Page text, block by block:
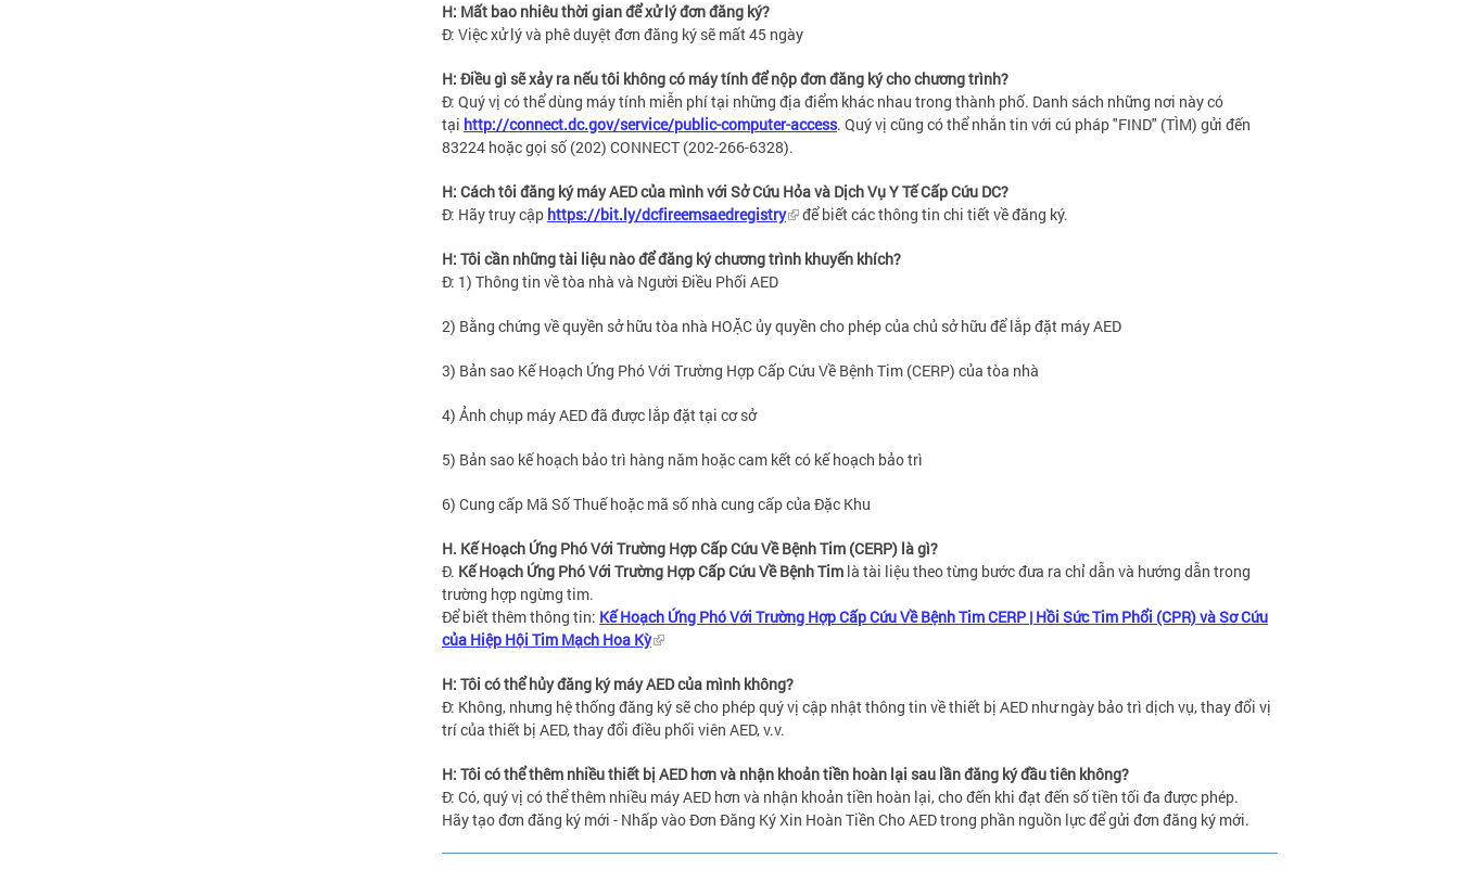
H: Mất bao nhiêu thời gian để xử lý đơn đăng ký?
Đ: Việc xử lý và phê duyệt đơn đăng ký sẽ mất 45 ngày
H: Điều gì sẽ xảy ra nếu tôi không có máy tính để nộp đơn đăng ký cho chương trình?
Đ: Quý vị có thể dùng máy tính miễn phí tại những địa điểm khác nhau trong thành phố. Danh sách những nơi này có
tại http://connect.dc.gov/service/public-computer-access. Quý vị cũng có thể nhắn tin với cú pháp "FIND" (TÌM) gửi đến
83224 hoặc gọi số (202) CONNECT (202-266-6328).
H: Cách tôi đăng ký máy AED của mình với Sở Cứu Hỏa và Dịch Vụ Y Tế Cấp Cứu DC?
Đ: Hãy truy cập https://bit.ly/dcfireemsaedregistry để biết các thông tin chi tiết về đăng ký.
H: Tôi cần những tài liệu nào để đăng ký chương trình khuyến khích?
Đ: 1) Thông tin về tòa nhà và Người Điều Phối AED
2) Bằng chứng về quyền sở hữu tòa nhà HOẶC ủy quyền cho phép của chủ sở hữu để lắp đặt máy AED
3) Bản sao Kế Hoạch Ứng Phó Với Trường Hợp Cấp Cứu Về Bệnh Tim (CERP) của tòa nhà
4) Ảnh chụp máy AED đã được lắp đặt tại cơ sở
5) Bản sao kế hoạch bảo trì hàng năm hoặc cam kết có kế hoạch bảo trì
6) Cung cấp Mã Số Thuế hoặc mã số nhà cung cấp của Đặc Khu
H. Kế Hoạch Ứng Phó Với Trường Hợp Cấp Cứu Về Bệnh Tim (CERP) là gì?
Đ. Kế Hoạch Ứng Phó Với Trường Hợp Cấp Cứu Về Bệnh Tim là tài liệu theo từng bước đưa ra chỉ dẫn và hướng dẫn trong
trường hợp ngừng tim.
Để biết thêm thông tin: Kế Hoạch Ứng Phó Với Trường Hợp Cấp Cứu Về Bệnh Tim CERP | Hồi Sức Tim Phổi (CPR) và Sơ Cứu
của Hiệp Hội Tim Mạch Hoa Kỳ
H: Tôi có thể hủy đăng ký máy AED của mình không?
Đ: Không, nhưng hệ thống đăng ký sẽ cho phép quý vị cập nhật thông tin về thiết bị AED như ngày bảo trì dịch vụ, thay đổi vị
trí của thiết bị AED, thay đổi điều phối viên AED, v.v.
H: Tôi có thể thêm nhiều thiết bị AED hơn và nhận khoản tiền hoàn lại sau lần đăng ký đầu tiên không?
Đ: Có, quý vị có thể thêm nhiều máy AED hơn và nhận khoản tiền hoàn lại, cho đến khi đạt đến số tiền tối đa được phép.
Hãy tạo đơn đăng ký mới - Nhấp vào Đơn Đăng Ký Xin Hoàn Tiền Cho AED trong phần nguồn lực để gửi đơn đăng ký mới.